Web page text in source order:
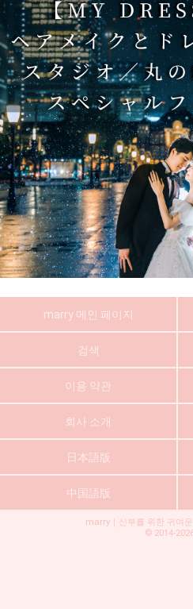
marry 메인 페이지
검색
이용 약관
회사 소개
日本語版
中国語版
marry｜신부를 위한 귀여
© 2014-